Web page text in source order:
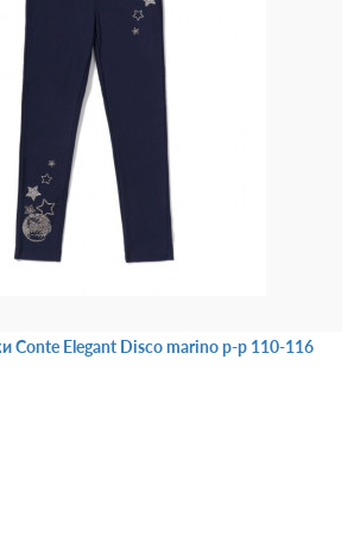
Conte Elegant Disco marino р-р 110-116